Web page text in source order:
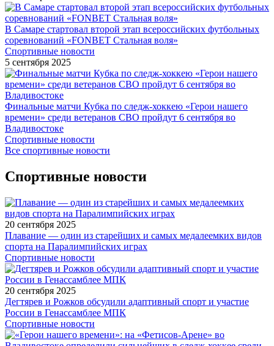
В Самаре стартовал второй этап всероссийских футбольных
соревнований «FONBET Стальная воля»
Спортивные новости
5 сентября 2025
Финальные матчи Кубка по следж-хоккею «Герои нашего
времени» среди ветеранов СВО пройдут 6 сентября во
Владивостоке
Спортивные новости
Все спортивные новости
Спортивные новости
20 сентября 2025
Плавание — один из старейших и самых медалеемких видов
спорта на Паралимпийских играх
Спортивные новости
20 сентября 2025
Дегтярев и Рожков обсудили адаптивный спорт и участие
России в Генассамблее МПК
Спортивные новости